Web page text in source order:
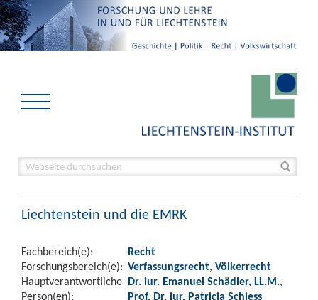
Liechtenstein und die EMRK
Fachbereich(e):
Recht
Forschungsbereich(e): Verfassungsrecht, Völkerrecht
Hauptverantwortliche
Person(en):
Dr. iur. Emanuel Schädler, LL.M.,
Prof. Dr. iur. Patricia Schiess